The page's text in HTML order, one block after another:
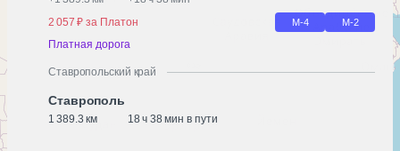
2 057 ₽ за Платон
М-4 М-2
Платная дорога
Ставропольский край
Ставрополь
1 389.3 км 18 ч 38 мин в пути